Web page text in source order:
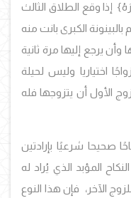
إذا وقع الطلاق الثالث
الكبرى بانت منه
وأن يرجع إليها مرة ثانية
اختياريا وليس لحيلة
الأول أن يتزوجها فله
صحيحا شرعيًا بإرادتين
المؤبد الذي يُراد له
الآخر، فإن هذا النوع